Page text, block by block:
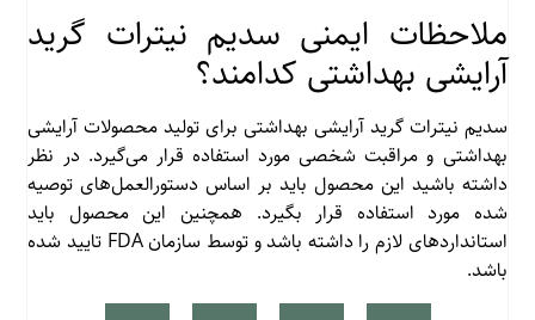
ملاحظات ایمنی سدیم نیترات گرید
آرایشی بهداشتی کدامند؟
سدیم نیترات گرید آرایشی بهداشتی برای تولید محصولات آرایشی
بهداشتی و مراقبت شخصی مورد استفاده قرار می‌گیرد. در نظر
داشته باشید این محصول باید بر اساس دستورالعمل‌های توصیه
شده مورد استفاده قرار بگیرد. همچنین این محصول باید
استانداردهای لازم را داشته باشد و توسط سازمان FDA تایید شده
باشد.